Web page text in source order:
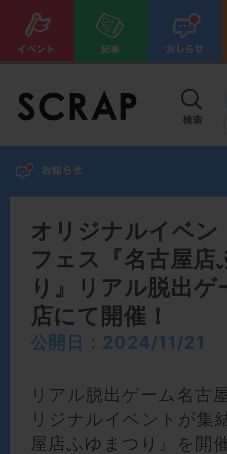
オリジナルイベン
フェス『名古屋店
り』リアル脱出ゲ
店にて開催！
公開日：2024/11/21
リアル脱出ゲーム名古
リジナルイベントが集
屋店ふゆまつり』を開